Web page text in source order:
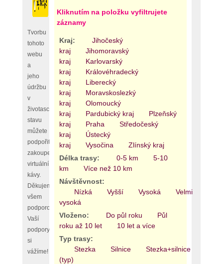
Tvorbu
tohoto
webu
a
jeho
údržbu
v
životaschopném
stavu
můžete
podpořit
zakoupením
virtuální
kávy.
Děkujeme
všem
podporovatelům,
Vaší
podpory
si
vážíme!
Kliknutím na položku vyfiltrujete
záznamy
Kraj:
Jihočeský
kraj
Jihomoravský
kraj
Karlovarský
kraj
Královéhradecký
kraj
Liberecký
kraj
Moravskoslezký
kraj
Olomoucký
kraj
Pardubický kraj
Plzeňský
kraj
Praha
Středočeský
kraj
Ústecký
kraj
Vysočina
Zlínský kraj
Délka trasy:
0-5 km
5-10
km
Více než 10 km
Návštěvnost:
Nízká
Vyšší Vysoká
Velmi
vysoká
Vloženo:
Do půl roku
Půl
roku až 10 let
10 let a více
Typ trasy:
Stezka
Silnice Stezka+silnice
(typ)